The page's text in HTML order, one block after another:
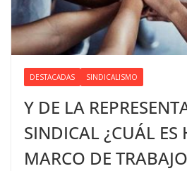
DESTACADAS SINDICALISMO
Y DE LA
SINDICAL ¿CUÁL ES
MARCO DE